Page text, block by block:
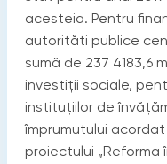
acesteia. Pentru
autorități publice
sumă de 237 4183,6
investiții sociale,
instituțiilor de
împrumutului
proiectului „Reforma